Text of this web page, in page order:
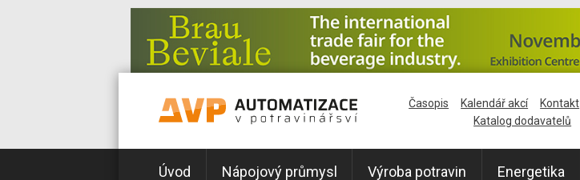
Úvod Nápojový průmysl Výroba potravin Energetika
Časopis Kalendář akcí Kontakt
Katalog dodavatelů